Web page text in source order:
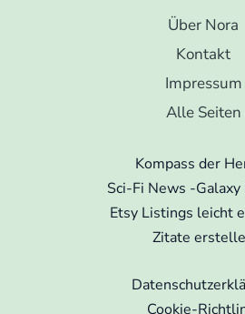
Über Nora
Kontakt
Impressum
Alle Seiten
Kompass der
Sci-Fi News -Galaxy
Etsy Listings leicht
Zitate
Cookie-